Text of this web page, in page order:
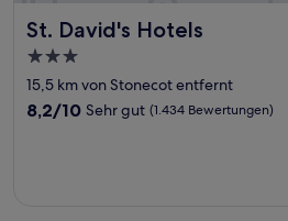
St. David's Hotels
St. David's Hotels
3.0-
Sterne-
Unterkunft
15,5 km von Stonecot entfernt
8.2
8,2/10 Sehr gut (1.434 Bewertungen)